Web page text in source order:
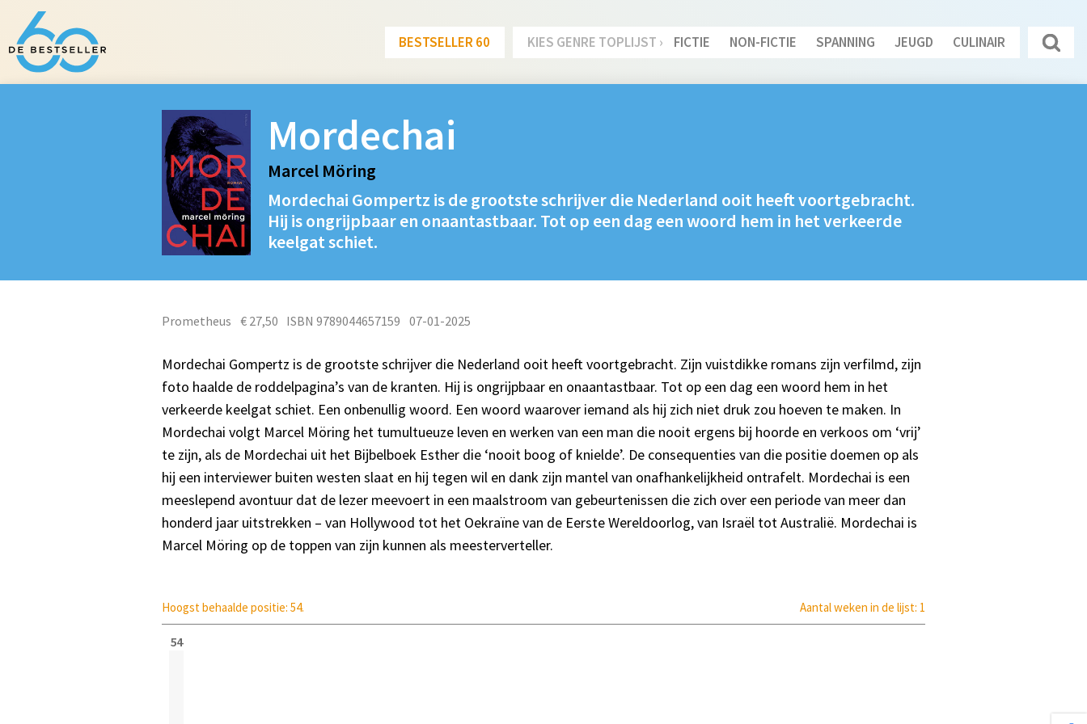
BESTSELLER 60 KIES GENRE TOPLIJST › FICTIE NON-FICTIE SPANNING JEUGD CULINAIR
Mordechai
Marcel Möring
Mordechai Gompertz is de grootste schrijver die Nederland ooit heeft voortgebracht.
Hij is ongrijpbaar en onaantastbaar. Tot op een dag een woord hem in het verkeerde
keelgat schiet.
Prometheus € 27,50 ISBN 9789044657159 07-01-2025
Mordechai Gompertz is de grootste schrijver die Nederland ooit heeft voortgebracht. Zijn vuistdikke romans zijn verfilmd, zijn
foto haalde de roddelpagina’s van de kranten. Hij is ongrijpbaar en onaantastbaar. Tot op een dag een woord hem in het
verkeerde keelgat schiet. Een onbenullig woord. Een woord waarover iemand als hij zich niet druk zou hoeven te maken. In
Mordechai volgt Marcel Möring het tumultueuze leven en werken van een man die nooit ergens bij hoorde en verkoos om ‘vrij’
te zijn, als de Mordechai uit het Bijbelboek Esther die ‘nooit boog of knielde’. De consequenties van die positie doemen op als
hij een interviewer buiten westen slaat en hij tegen wil en dank zijn mantel van onafhankelijkheid ontrafelt. Mordechai is een
meeslepend avontuur dat de lezer meevoert in een maalstroom van gebeurtenissen die zich over een periode van meer dan
honderd jaar uitstrekken – van Hollywood tot het Oekraïne van de Eerste Wereldoorlog, van Israël tot Australië. Mordechai is
Marcel Möring op de toppen van zijn kunnen als meesterverteller.
Hoogst behaalde positie: 54. Aantal weken in de lijst: 1
54